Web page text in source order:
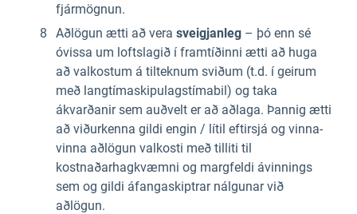
fjármögnun.
Aðlögun ætti að vera sveigjanleg – þó enn sé
óvissa um loftslagið í framtíðinni ætti að huga
að valkostum á tilteknum sviðum (t.d. í geirum
með langtímaskipulagstímabil) og taka
ákvarðanir sem auðvelt er að aðlaga. Þannig ætti
að viðurkenna gildi engin / lítil eftirsjá og vinna-
vinna aðlögun valkosti með tilliti til
kostnaðarhagkvæmni og margfeldi ávinnings
sem og gildi áfangaskiptrar nálgunar við
aðlögun.